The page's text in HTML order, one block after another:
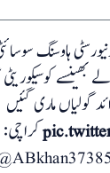
ہاوسنگ سوسائٹی
بھینسے
کراچی: زخمی ہونے کے باوجود بھینسا بھاگتا